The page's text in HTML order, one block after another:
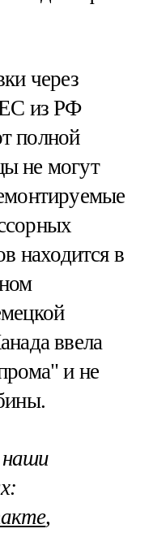
через
из РФ
полной
не могут
находится в
ввела
и не
,